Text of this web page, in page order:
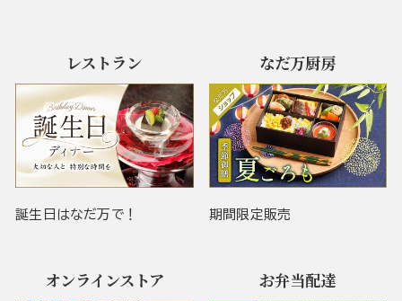
レストラン
誕生日はなだ万で！
なだ万厨房
期間限定販売
オンラインストア お弁当配達